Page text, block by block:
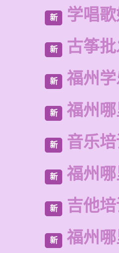
新 学唱
新 古筝
新 福州
新 福州
新 音乐
新 福州
新 吉他
新 福州